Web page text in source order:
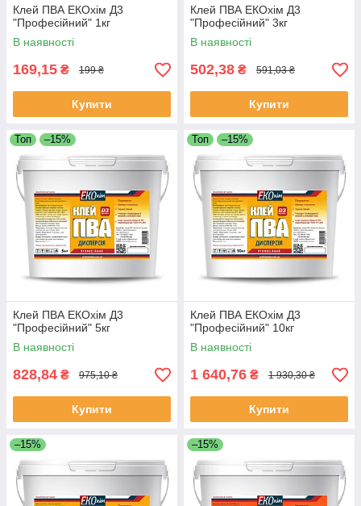
Клей ПВА ЕКОхім Д3
"Професійний" 1кг
В наявності
169,15 ₴ 199 ₴
Купити
Клей ПВА ЕКОхім Д3
"Професійний" 3кг
В наявності
502,38 ₴ 591,03 ₴
Купити
Топ –15%
Клей ПВА ЕКОхім Д3
"Професійний" 5кг
В наявності
828,84 ₴ 975,10 ₴
Купити
Топ –15%
Клей ПВА ЕКОхім Д3
"Професійний" 10кг
В наявності
1 640,76 ₴ 1 930,30 ₴
Купити
–15% –15%